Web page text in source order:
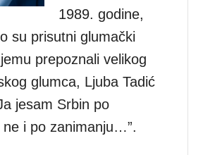
1989. godine,
su prisutni glumački
prepoznali velikog
glumca, Ljuba Tadić
jesam Srbin po
ne i po zanimanju…”.